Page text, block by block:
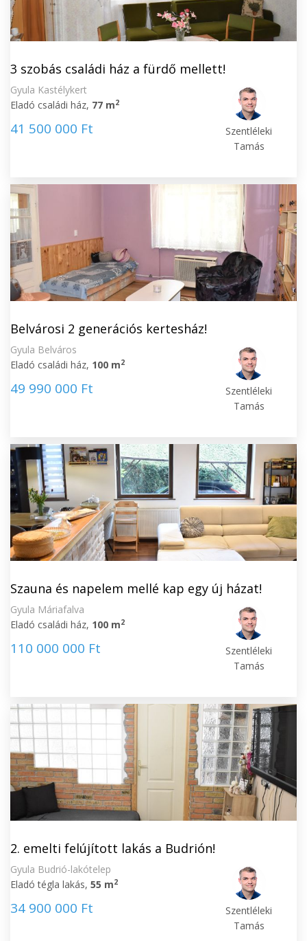
3 szobás családi ház a fürdő mellett!
Gyula Kastélykert
Eladó családi ház, 77 m2
41 500 000 Ft
Szentléleki
Tamás
Belvárosi 2 generációs kertesház!
Gyula Belváros
Eladó családi ház, 100 m2
49 990 000 Ft
Szentléleki
Tamás
Szauna és napelem mellé kap egy új házat!
Gyula Máriafalva
Eladó családi ház, 100 m2
110 000 000 Ft
Szentléleki
Tamás
2. emelti felújított lakás a Budrión!
Gyula Budrió-lakótelep
Eladó tégla lakás, 55 m2
34 900 000 Ft
Szentléleki
Tamás